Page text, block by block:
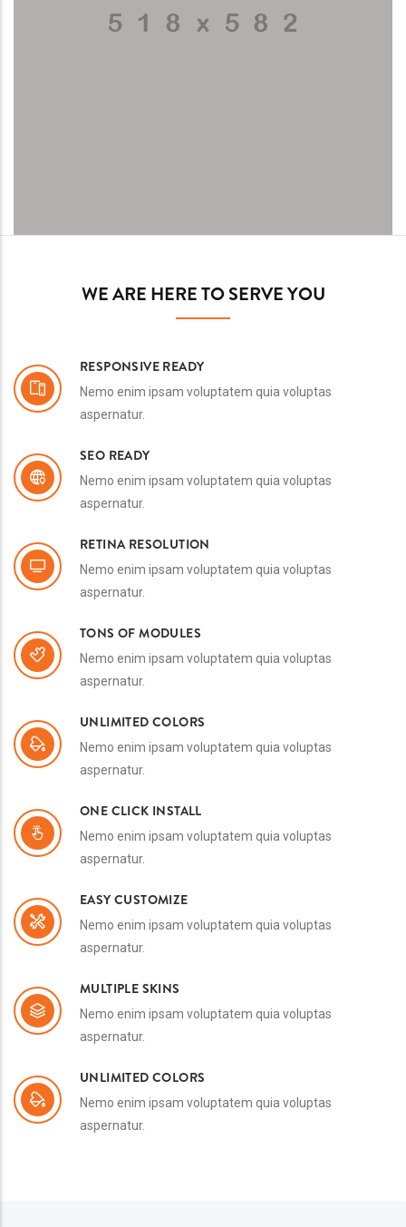
WE ARE HERE TO SERVE YOU
RESPONSIVE READY
Nemo enim ipsam voluptatem quia voluptas
aspernatur.
SEO READY
Nemo enim ipsam voluptatem quia voluptas
aspernatur.
RETINA RESOLUTION
Nemo enim ipsam voluptatem quia voluptas
aspernatur.
TONS OF MODULES
Nemo enim ipsam voluptatem quia voluptas
aspernatur.
UNLIMITED COLORS
Nemo enim ipsam voluptatem quia voluptas
aspernatur.
ONE CLICK INSTALL
Nemo enim ipsam voluptatem quia voluptas
aspernatur.
EASY CUSTOMIZE
Nemo enim ipsam voluptatem quia voluptas
aspernatur.
MULTIPLE SKINS
Nemo enim ipsam voluptatem quia voluptas
aspernatur.
UNLIMITED COLORS
Nemo enim ipsam voluptatem quia voluptas
aspernatur.